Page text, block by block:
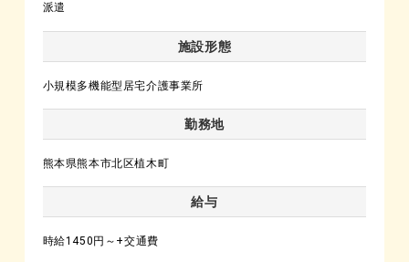
派遣
施設形態
小規模多機能型居宅介護事業所
勤務地
熊本県熊本市北区植木町
給与
時給1450円～+交通費